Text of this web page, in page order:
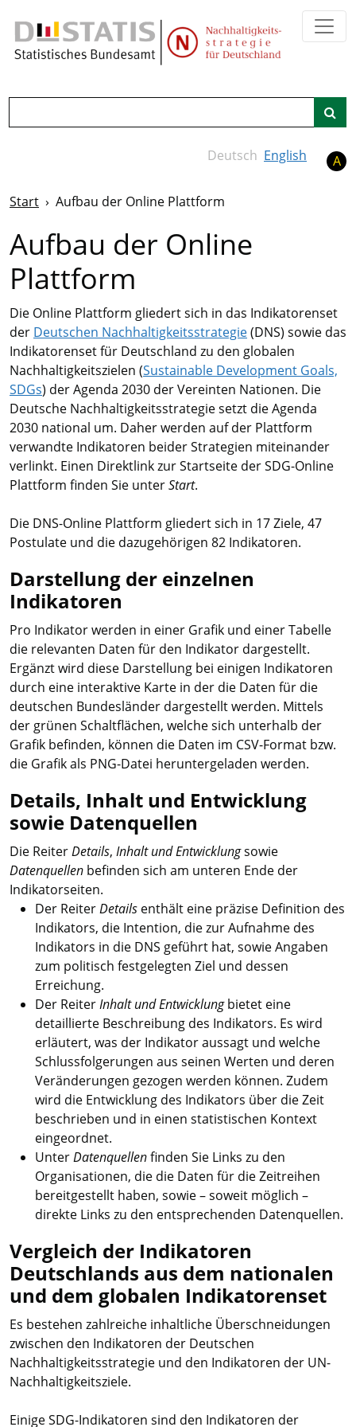
Zum Hauptinhalt springen
Deutsch English A
Start Aufbau der Online Plattform
Aufbau der Online
Plattform
Die Online Plattform gliedert sich in das Indikatorenset
der Deutschen Nachhaltigkeitsstrategie(DNS) sowie das
Indikatorenset für Deutschland zu den globalen
Nachhaltigkeitszielen (Sustainable Development Goals,
SDGs) der Agenda 2030 der Vereinten Nationen. Die
Deutsche Nachhaltigkeitsstrategie setzt die Agenda
2030 national um. Daher werden auf der Plattform
verwandte Indikatoren beider Strategien miteinander
verlinkt. Einen Direktlink zur Startseite der SDG-Online
Plattform finden Sie unterStart.
Die DNS-Online Plattform gliedert sich in 17 Ziele, 47
Postulate und die dazugehörigen 82 Indikatoren.
Darstellung der einzelnen
Indikatoren
Pro Indikator werden in einer Grafik und einer Tabelle
die relevanten Daten für den Indikator dargestellt.
Ergänzt wird diese Darstellung bei einigen Indikatoren
durch eine interaktive Karte in der die Daten für die
deutschen Bundesländer dargestellt werden. Mittels
der grünen Schaltflächen, welche sich unterhalb der
Grafik befinden, können die Daten im CSV-Format bzw.
die Grafik als PNG-Datei heruntergeladen werden.
Details, Inhalt und Entwicklung
sowie Datenquellen
Die ReiterDetails, Inhalt und Entwicklungsowie
Datenquellen befinden sich am unteren Ende der
Indikatorseiten.
Der ReiterDetails enthält eine präzise Definition des
Indikators, die Intention, die zur Aufnahme des
Indikators in die DNS geführt hat, sowie Angaben
zum politisch festgelegten Ziel und dessen
Erreichung.
Der ReiterInhalt und Entwicklungbietet eine
detaillierte Beschreibung des Indikators. Es wird
erläutert, was der Indikator aussagt und welche
Schlussfolgerungen aus seinen Werten und deren
Veränderungen gezogen werden können. Zudem
wird die Entwicklung des Indikators über die Zeit
beschrieben und in einen statistischen Kontext
eingeordnet.
UnterDatenquellenfinden Sie Links zu den
Organisationen, die die Daten für die Zeitreihen
bereitgestellt haben, sowie – soweit möglich –
direkte Links zu den entsprechenden Datenquellen.
Vergleich der Indikatoren
Deutschlands aus dem nationalen
und dem globalen Indikatorenset
Es bestehen zahlreiche inhaltliche Überschneidungen
zwischen den Indikatoren der Deutschen
Nachhaltigkeitsstrategie und den Indikatoren der UN-
Nachhaltigkeitsziele.
Einige SDG-Indikatoren sind den Indikatoren der